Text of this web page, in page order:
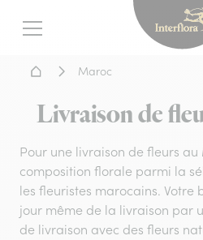
Menu
Accueil -
Maroc
Livraison de
Pour une livraison de fleurs au
composition florale parmi la
les fleuristes marocains. Votre
jour même de la livraison par
de livraison avec des fleurs